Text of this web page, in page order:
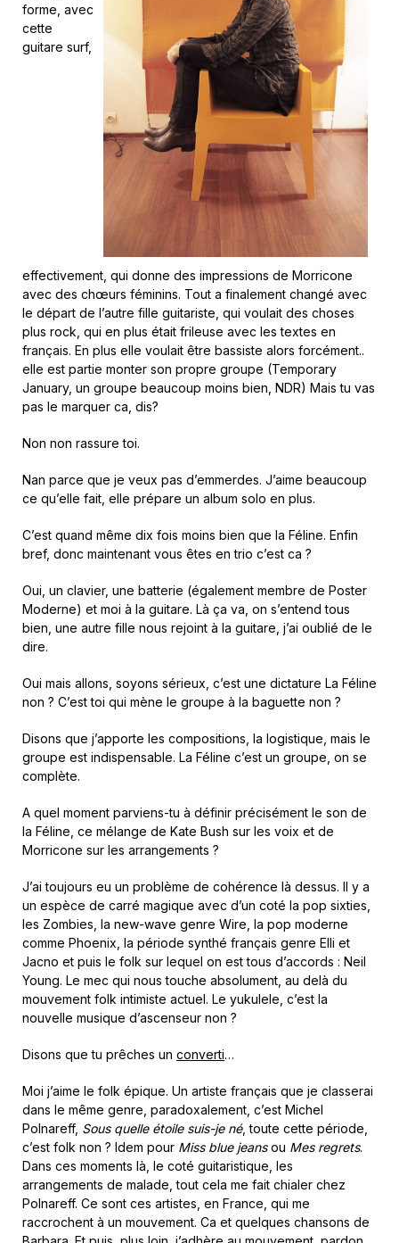
forme, avec
cette
guitare surf,
effectivement, qui donne des impressions de Morricone
avec des chœurs féminins. Tout a finalement changé avec
le départ de l’autre fille guitariste, qui voulait des choses
plus rock, qui en plus était frileuse avec les textes en
français. En plus elle voulait être bassiste alors forcément..
elle est partie monter son propre groupe (Temporary
January, un groupe beaucoup moins bien, NDR) Mais tu vas
pas le marquer ca, dis?
Non non rassure toi.
Nan parce que je veux pas d’emmerdes. J’aime beaucoup
ce qu’elle fait, elle prépare un album solo en plus.
C’est quand même dix fois moins bien que la Féline. Enfin
bref, donc maintenant vous êtes en trio c’est ca ?
Oui, un clavier, une batterie (également membre de Poster
Moderne) et moi à la guitare. Là ça va, on s’entend tous
bien, une autre fille nous rejoint à la guitare, j’ai oublié de le
dire.
Oui mais allons, soyons sérieux, c’est une dictature La Féline
non ? C’est toi qui mène le groupe à la baguette non ?
Disons que j’apporte les compositions, la logistique, mais le
groupe est indispensable. La Féline c’est un groupe, on se
complète.
A quel moment parviens-tu à définir précisément le son de
la Féline, ce mélange de Kate Bush sur les voix et de
Morricone sur les arrangements ?
J’ai toujours eu un problème de cohérence là dessus. Il y a
un espèce de carré magique avec d’un coté la pop sixties,
les Zombies, la new-wave genre Wire, la pop moderne
comme Phoenix, la période synthé français genre Elli et
Jacno et puis le folk sur lequel on est tous d’accords : Neil
Young. Le mec qui nous touche absolument, au delà du
mouvement folk intimiste actuel. Le yukulele, c’est la
nouvelle musique d’ascenseur non ?
Disons que tu prêches un converti…
Moi j’aime le folk épique. Un artiste français que je classerai
dans le même genre, paradoxalement, c’est Michel
Polnareff, Sous quelle étoile suis-je né, toute cette période,
c’est folk non ? Idem pour Miss blue jeansou Mes regrets.
Dans ces moments là, le coté guitaristique, les
arrangements de malade, tout cela me fait chialer chez
Polnareff. Ce sont ces artistes, en France, qui me
raccrochent à un mouvement. Ca et quelques chansons de